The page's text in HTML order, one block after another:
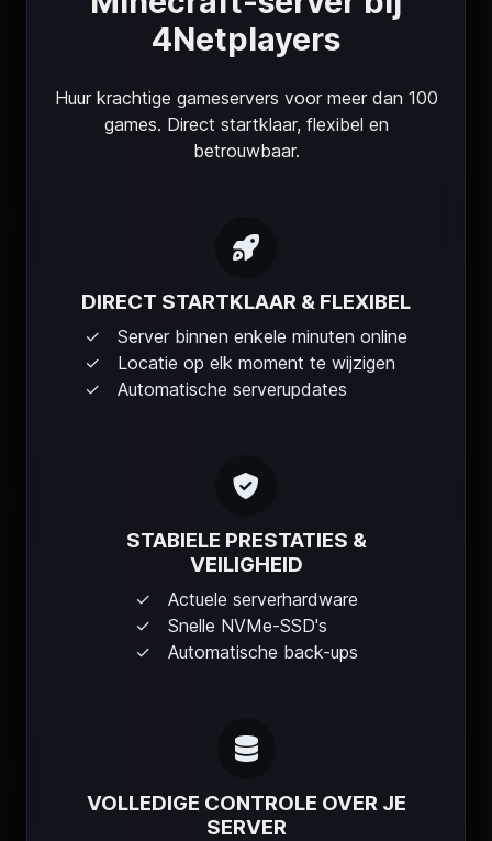
4Netplayers
Huur krachtige gameservers voor meer dan 100
games. Direct startklaar, flexibel en
betrouwbaar.
DIRECT STARTKLAAR & FLEXIBEL
Server binnen enkele minuten online
Locatie op elk moment te wijzigen
Automatische serverupdates
STABIELE PRESTATIES &
VEILIGHEID
Actuele serverhardware
Snelle NVMe-SSD's
Automatische back-ups
VOLLEDIGE CONTROLE OVER JE
SERVER